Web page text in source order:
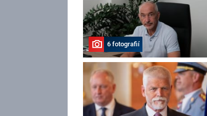
6 fotografií